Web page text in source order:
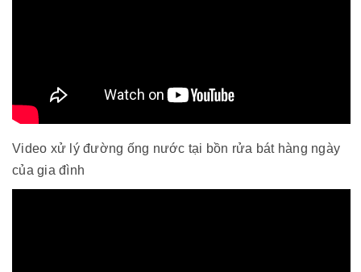
Video xử lý đường ống nước tại bồn rửa bát hàng ngày
của gia đình